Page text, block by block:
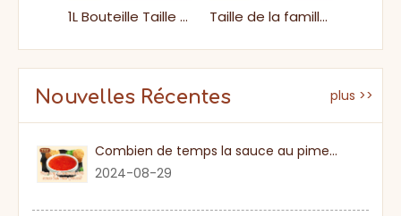
1L Bouteille Taille de la famille Sushi de saveur japonaise Mirin Taille de la famille imprimée 500 ml personnalisée Sauce tériyaki salée abordable pour le poisson
Nouvelles Récentes plus >>
Combien de temps la sauce au piment sucré
2024-08-29